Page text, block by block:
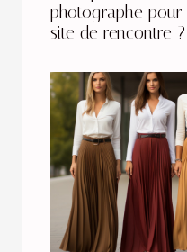
photographe
site de rencontre ?